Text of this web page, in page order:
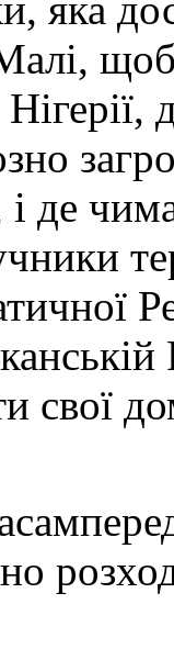
де
свої